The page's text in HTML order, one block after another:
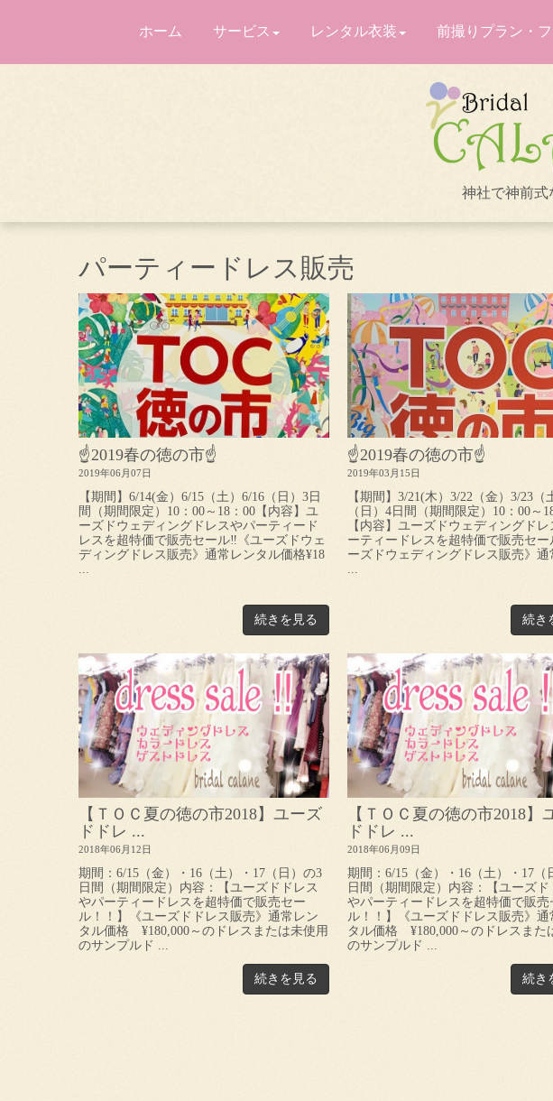
ホーム サービス レンタル衣装 前撮りプラン・
神社で神前式
パーティードレス販売
☝️2019春の徳の市☝️
2019年06月07日
【期間】6/14(金）6/15（土）6/16（日）3日
間（期間限定）10：00～18：00【内容】ユ
ーズドウェディングドレスやパーティード
レスを超特価で販売セール‼《ユーズドウェ
ディングドレス販売》通常レンタル価格¥18
続きを見る
☝️2019春の徳の市☝️
2019年03月15日
【期間】3/21(木）3/22（金）3/23（
（日）4日間（期間限定）10：00～
【内容】ユーズドウェディングドレ
ーティードレスを超特価で販売セー
ーズドウェディングドレス販売》通
続き
【ＴＯＣ夏の徳の市2018】ユーズ
ドドレ ...
2018年06月12日
期間：6/15（金）・16（土）・17（日）の3
日間（期間限定）内容：【ユーズドドレス
やパーティードレスを超特価で販売セー
ル！！】《ユーズドドレス販売》通常レン
タル価格 ¥180,000～のドレスまたは未使用
のサンプルド ...
続きを見る
【ＴＯＣ夏の徳の市2018】
ドドレ ...
2018年06月09日
期間：6/15（金）・16（土）・17（
日間（期間限定）内容：【ユーズド
やパーティードレスを超特価で販売
ル！！】《ユーズドドレス販売》通
タル価格 ¥180,000～のドレスまた
のサンプルド ...
続き